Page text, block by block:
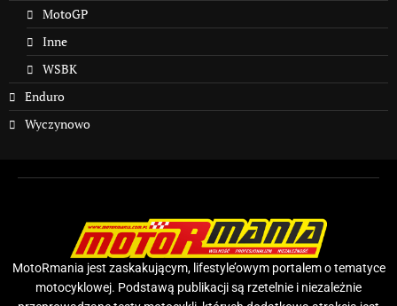
MotoGP
Inne
WSBK
Enduro
Wyczynowo
MotoRmania jest zaskakującym, lifestyle’owym portalem o tematyce
motocyklowej. Podstawą publikacji są rzetelnie i niezależnie